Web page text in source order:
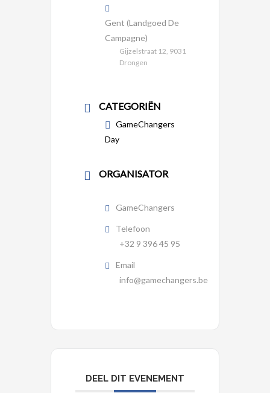
Gent (Landgoed De
Campagne)
Gijzelstraat 12, 9031
Drongen
CATEGORIËN
GameChangers
Day
ORGANISATOR
GameChangers
Telefoon
+32 9 396 45 95
Email
info@gamechangers.be
DEEL DIT EVENEMENT